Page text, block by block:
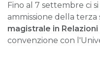
Fino al 7 settembre ci
ammissione della terza
magistrale in
convenzione con